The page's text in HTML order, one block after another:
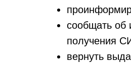
сообщать об
получения
вернуть